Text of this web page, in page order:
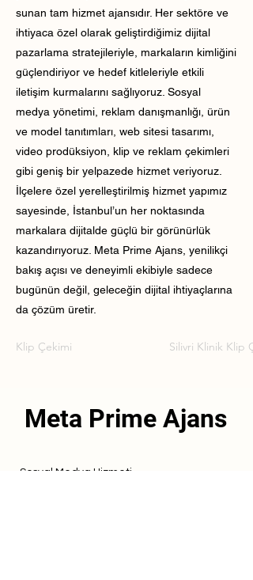
sunan tam hizmet ajansıdır. Her sektöre ve
ihtiyaca özel olarak geliştirdiğimiz dijital
pazarlama stratejileriyle, markaların kimliğini
güçlendiriyor ve hedef kitleleriyle etkili
iletişim kurmalarını sağlıyoruz. Sosyal
medya yönetimi, reklam danışmanlığı, ürün
ve model tanıtımları, web sitesi tasarımı,
video prodüksiyon, klip ve reklam çekimleri
gibi geniş bir yelpazede hizmet veriyoruz.
İlçelere özel yerelleştirilmiş hizmet yapımız
sayesinde, İstanbul’un her noktasında
markalara dijitalde güçlü bir görünürlük
kazandırıyoruz. Meta Prime Ajans, yenilikçi
bakış açısı ve deneyimli ekibiyle sadece
bugünün değil, geleceğin dijital ihtiyaçlarına
da çözüm üretir.
Klip Çekimi Silivri Klinik Klip
Meta Prime Ajans
Sosyal Medya Hizmeti